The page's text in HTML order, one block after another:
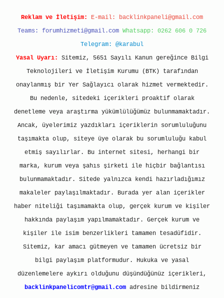
Reklam ve İletişim: E-mail: backlinkpaneli@gmail.com
Teams: forumhizmeti@gmail.com Whatsapp: 0262 606 0 726
Telegram: @karabul
Yasal Uyarı:
Sitemiz, 5651 Sayılı Kanun gereğince Bilgi
Teknolojileri ve İletişim Kurumu (BTK) tarafından
onaylanmış bir Yer Sağlayıcı olarak hizmet vermektedir.
Bu nedenle, sitedeki içerikleri proaktif olarak
denetleme veya araştırma yükümlülüğümüz bulunmamaktadır.
Ancak, üyelerimiz yazdıkları içeriklerin sorumluluğunu
taşımakta olup, siteye üye olarak bu sorumluluğu kabul
etmiş sayılırlar. Bu internet sitesi, herhangi bir
marka, kurum veya şahıs şirketi ile hiçbir bağlantısı
bulunmamaktadır. Sitede yalnızca kendi hazırladığımız
makaleler paylaşılmaktadır. Burada yer alan içerikler
haber niteliği taşımamakta olup, gerçek kurum ve kişiler
hakkında paylaşım yapılmamaktadır. Gerçek kurum ve
kişiler ile isim benzerlikleri tamamen tesadüfidir.
Sitemiz, kar amacı gütmeyen ve tamamen ücretsiz bir
bilgi paylaşım platformudur. Hukuka ve yasal
düzenlemelere aykırı olduğunu düşündüğünüz içerikleri,
backlinkpanelicomtr@gmail.com adresine bildirmeniz